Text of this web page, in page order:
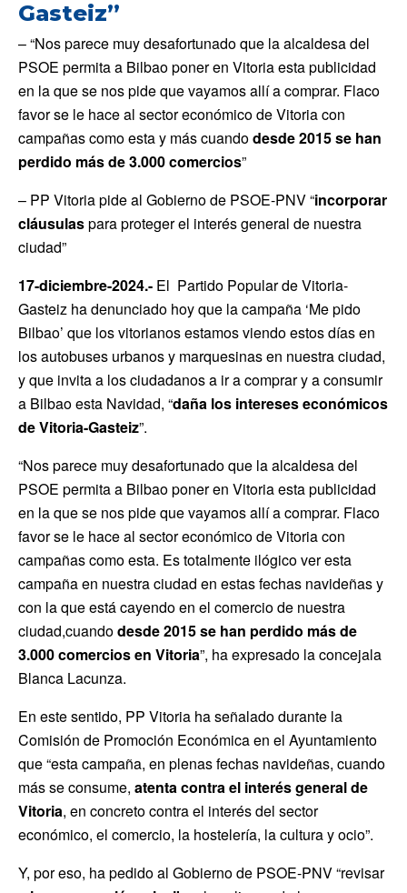
Gasteiz”
– “Nos parece muy desafortunado que la alcaldesa del
PSOE permita a Bilbao poner en Vitoria esta publicidad
en la que se nos pide que vayamos allí a comprar. Flaco
favor se le hace al sector económico de Vitoria con
campañas como esta y más cuandodesde 2015 se han
perdido más de 3.000 comercios”
– PP Vitoria pide al Gobierno de PSOE-PNV “incorporar
cláusulaspara proteger el interés general de nuestra
ciudad”
17-diciembre-2024.- El Partido Popular de Vitoria-
Gasteiz ha denunciado hoy que la campaña ‘Me pido
Bilbao’ que los vitorianos estamos viendo estos días en
los autobuses urbanos y marquesinas en nuestra ciudad,
y que invita a los ciudadanos a ir a comprar y a consumir
a Bilbao esta Navidad, “daña los intereses económicos
de Vitoria-Gasteiz”.
“Nos parece muy desafortunado que la alcaldesa del
PSOE permita a Bilbao poner en Vitoria esta publicidad
en la que se nos pide que vayamos allí a comprar. Flaco
favor se le hace al sector económico de Vitoria con
campañas como esta. Es totalmente ilógico ver esta
campaña en nuestra ciudad en estas fechas navideñas y
con la que está cayendo en el comercio de nuestra
ciudad,cuandodesde 2015se han perdido más de
3.000 comercios en Vitoria”, ha expresado la concejala
Blanca Lacunza.
En este sentido, PP Vitoria ha señalado durante la
Comisión de Promoción Económica en el Ayuntamiento
que “esta campaña, en plenas fechas navideñas, cuando
más se consume, atenta contra el interés general de
Vitoria, en concreto contra el interés del sector
económico, el comercio, la hostelería, la cultura y ocio”.
Y, por eso, ha pedido al Gobierno de PSOE-PNV “revisar